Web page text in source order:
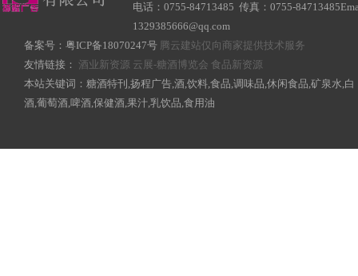
电话：0755-84713485 传真：0755-
1329385666@qq.com
备案号： 粤ICP备18070247号 腾云建站仅向商家提供技术服务
友情链接： 酒业新资源 云展-糖酒博览会 食品新资源
本站关键词：糖酒特刊,扬程广告,酒,饮料,食品,调味品,休闲食品,矿泉水,白
酒,葡萄酒,啤酒,保健酒,果汁,乳饮品,食用油